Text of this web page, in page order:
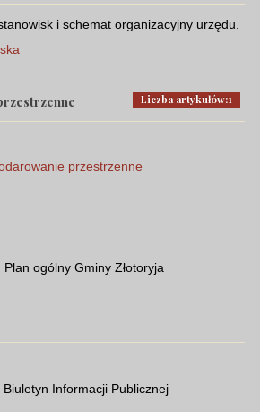
i schemat organizacyjny urzędu.
Liczba artykułów:1
przestrzenne
Plan ogólny Gminy Złotoryja
Biuletyn Informacji Publicznej